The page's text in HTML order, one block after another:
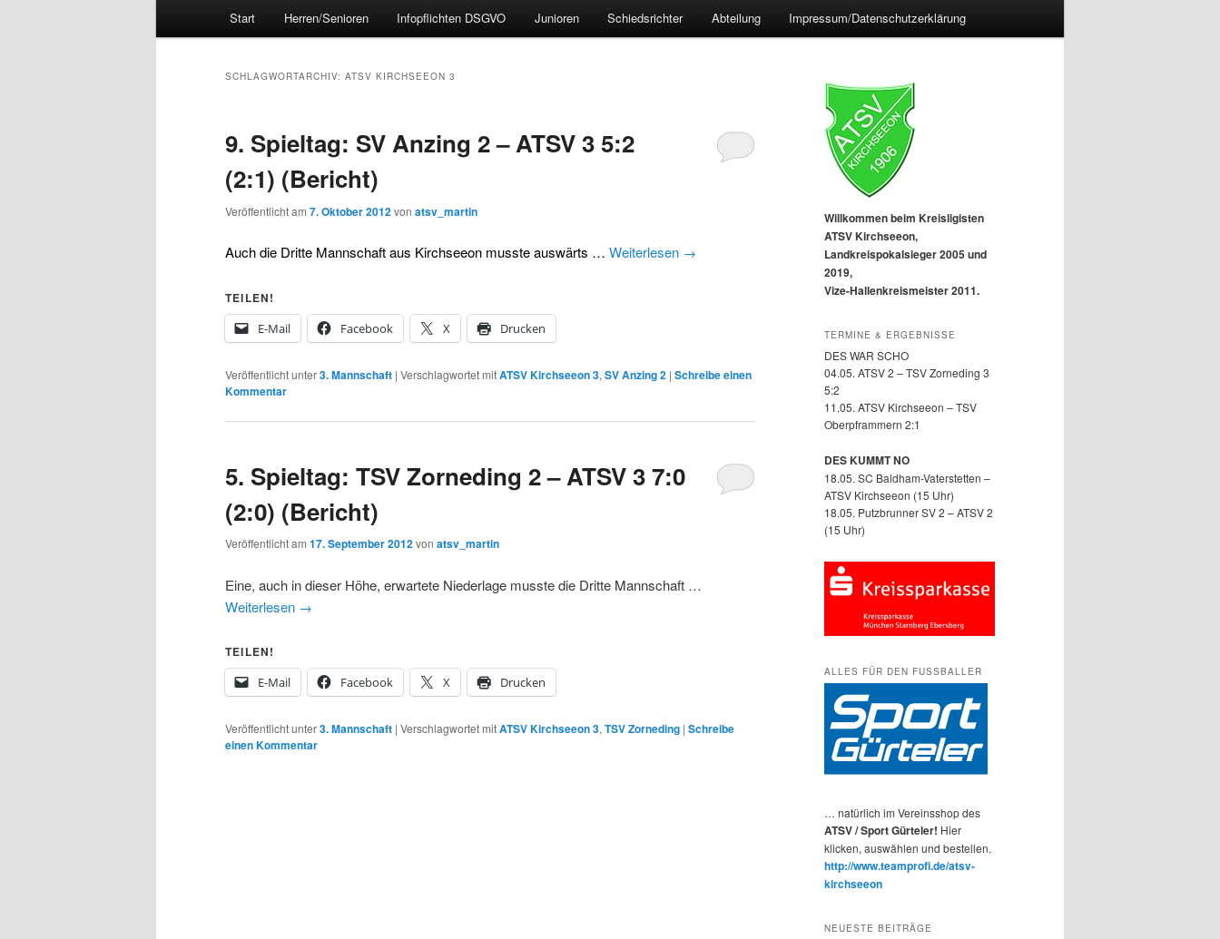
Start Herren/Senioren Infopflichten DSGVO Junioren Schiedsrichter Abteilung Impressum/Datenschutzerklärung
SCHLAGWORTARCHIV: ATSV KIRCHSEEON 3
9. Spieltag: SV Anzing 2 – ATSV 3 5:2
(2:1) (Bericht)
Veröffentlicht am 7. Oktober 2012von atsv_martin
Auch die Dritte Mannschaft aus Kirchseeon musste auswärts … Weiterlesen →
TEILEN!
E-Mail
Facebook X Drucken
Veröffentlicht unter3. Mannschaft | Verschlagwortet mitATSV Kirchseeon 3, SV Anzing 2 | Schreibe einen
Kommentar
5. Spieltag: TSV Zorneding 2 – ATSV 3 7:0
(2:0) (Bericht)
Veröffentlicht am 17. September 2012von atsv_martin
Eine, auch in dieser Höhe, erwartete Niederlage musste die Dritte Mannschaft …
Weiterlesen →
TEILEN!
E-Mail
Facebook X Drucken
Veröffentlicht unter3. Mannschaft | Verschlagwortet mitATSV Kirchseeon 3, TSV Zorneding | Schreibe
einen Kommentar
Willkommen beim Kreisligisten
ATSV Kirchseeon,
Landkreispokalsieger 2005 und
2019,
Vize-Hallenkreismeister 2011.
TERMINE & ERGEBNISSE
DES WAR SCHO
04.05. ATSV 2 – TSV Zorneding 3
5:2
11.05. ATSV Kirchseeon – TSV
Oberpframmern 2:1
DES KUMMT NO
18.05. SC Baldham-Vaterstetten –
ATSV Kirchseeon (15 Uhr)
18.05. Putzbrunner SV 2 – ATSV 2
(15 Uhr)
ALLES FÜR DEN FUSSBALLER
… natürlich im Vereinsshop des
ATSV / Sport Gürteler! Hier
klicken, auswählen und bestellen.
http://www.teamprofi.de/atsv-
kirchseeon
NEUESTE BEITRÄGE